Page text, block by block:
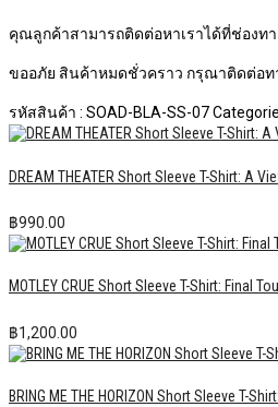
คุณลูกค้าสามารถติดต่อหาเราได้ที่ช่องทา
ขออภัย สินค้าหมดชั่วคราว กรุณาติดต่อท
รหัสสินค้า : SOAD-BLA-SS-07
DREAM THEATER Short Sleeve T-Shirt: A
฿990.00
MOTLEY CRUE Short Sleeve T-Shirt: Final
฿1,200.00
BRING ME THE HORIZON Short Sleeve T-